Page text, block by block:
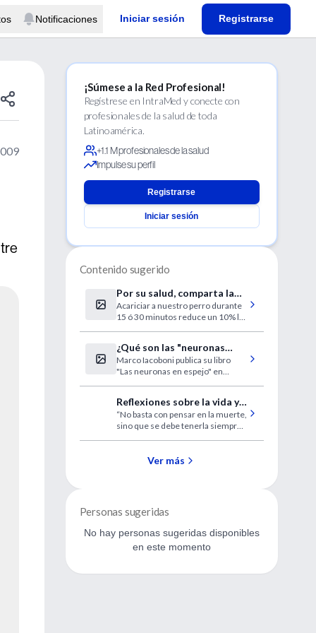
Notificaciones Iniciar sesión Registrarse
¡Súmese a la Red Profesional!
Regístrese en IntraMed y conecte con
profesionales de la salud de toda
Latinoamérica.
+1.1 M profesionales de la salud
Impulse su perfil
Registrarse
Iniciar sesión
Contenido sugerido
Por su salud, comparta la
vida con un animal
Acariciar a nuestro perro durante
15 ó 30 minutos reduce un 10% la
los pacientes. Los expertos
advierten de que los animales no
curan, sólo son herramientas de
trabajo.
¿Qué son las "neuronas
espejo"?
Marco Iacoboni publica su libro
"Las neuronas en espejo" en
Reflexiones sobre la vida y
la muerte
“No basta con pensar en la muerte,
sino que se debe tenerla siempre
más fecunda y alegre”.Stefan
Ver más
Personas sugeridas
No hay personas sugeridas disponibles
en este momento